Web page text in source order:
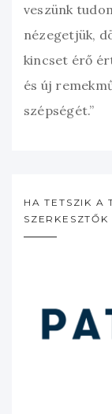
veszünk
nézegetjük,
kincset érő
és új
szépségét.”
HA TETSZIK A